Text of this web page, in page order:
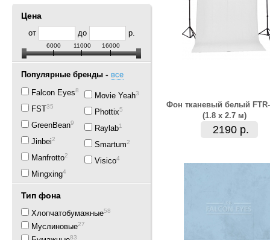
Цена
от до р.
6000 11000 16000
Популярные бренды - все
Falcon Eyes80
FST35
GreenBean9
Jinbei2
Manfrotto2
Mingxing4
Movie Yeah3
Phottix5
Raylab1
Smartum2
Visico4
Тип фона
Хлопчатобумажные58
Муслиновые27
83
Фон тканевый белый
(1.8 x 2.7 м)
2190 р.